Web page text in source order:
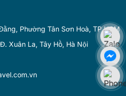
Phường Tân Sơn Hoà, TP.HCM
Xuân La, Tây Hồ, Hà Nội